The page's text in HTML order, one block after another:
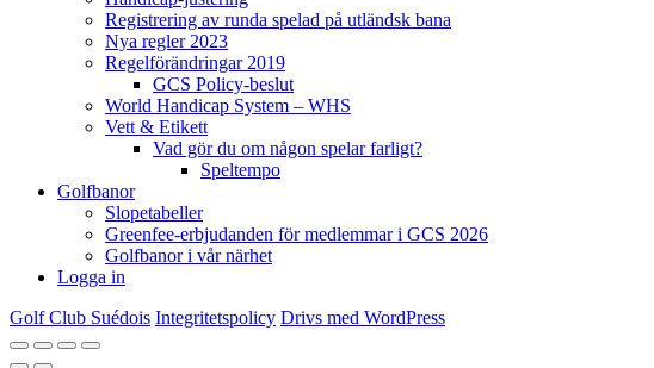
Registrering av runda spelad på utländsk bana
Nya regler 2023
Regelförändringar 2019
GCS Policy-beslut
World Handicap System – WHS
Vett & Etikett
Vad gör du om någon spelar farligt?
Speltempo
Golfbanor
Slopetabeller
Greenfee-erbjudanden för medlemmar i GCS 2026
Golfbanor i vår närhet
Logga in
Golf Club Suédois Integritetspolicy Drivs med WordPress